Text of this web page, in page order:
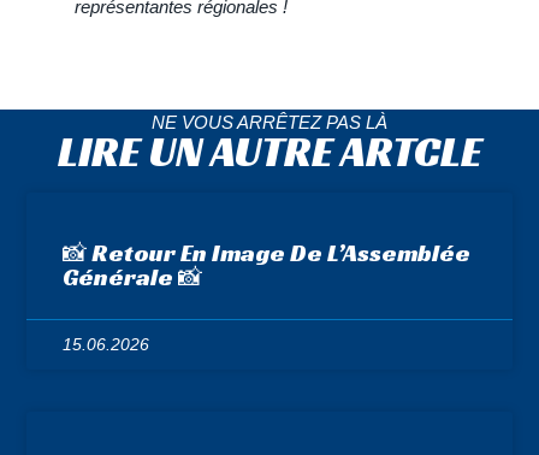
représentantes régionales !
NE VOUS ARRÊTEZ PAS LÀ
LIRE UN AUTRE ARTCLE
📸 Retour En Image De L’Assemblée
Générale 📸
15.06.2026